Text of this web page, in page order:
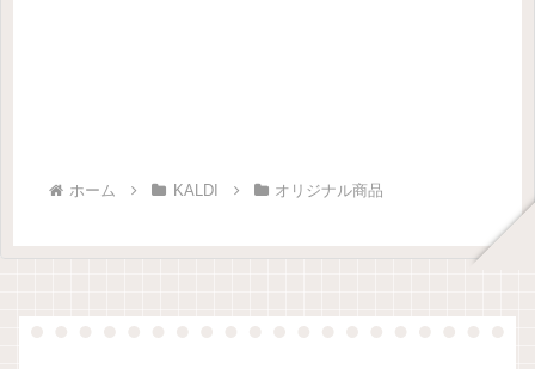
ホーム KALDI オリジナル商品